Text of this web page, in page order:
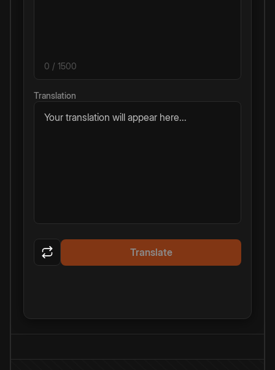
0 / 1500
Translation
Your translation will appear here...
Translate